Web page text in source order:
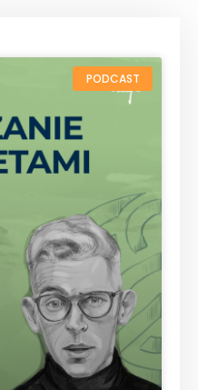
PODCAST